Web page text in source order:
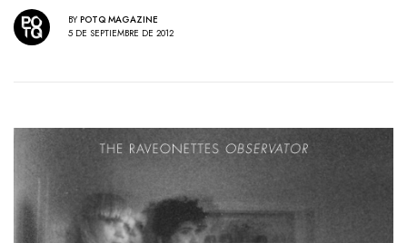
BY POTQ MAGAZINE
5 DE SEPTIEMBRE DE 2012